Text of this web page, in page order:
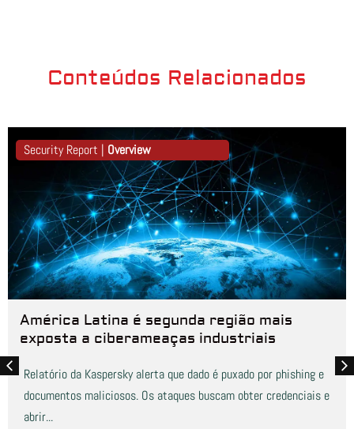
Conteúdos Relacionados
Security Report | Overview
América Latina é segunda região mais
exposta a ciberameaças industriais
Relatório da Kaspersky alerta que dado é puxado por phishing e
documentos maliciosos. Os ataques buscam obter credenciais e
abrir...